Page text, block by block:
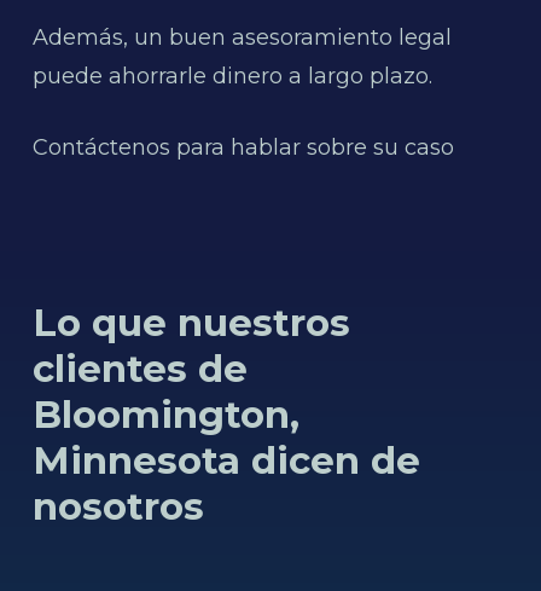
Además, un buen asesoramiento legal
puede ahorrarle dinero a largo plazo.
Contáctenos para hablar sobre su caso
Lo que nuestros
clientes de
Bloomington,
Minnesota dicen de
nosotros